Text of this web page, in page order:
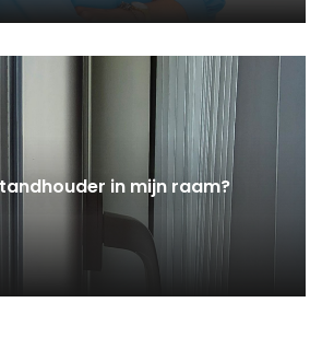
in mijn raam?